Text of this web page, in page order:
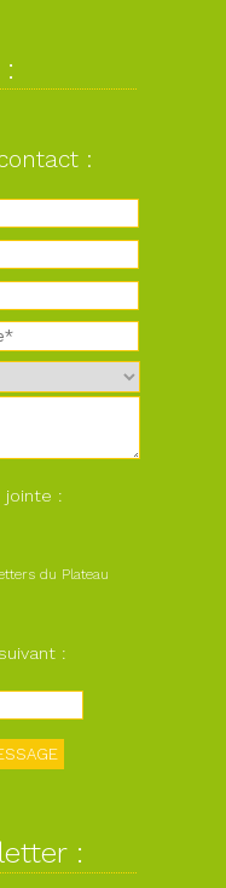
:
jointe :
du Plateau
:
: